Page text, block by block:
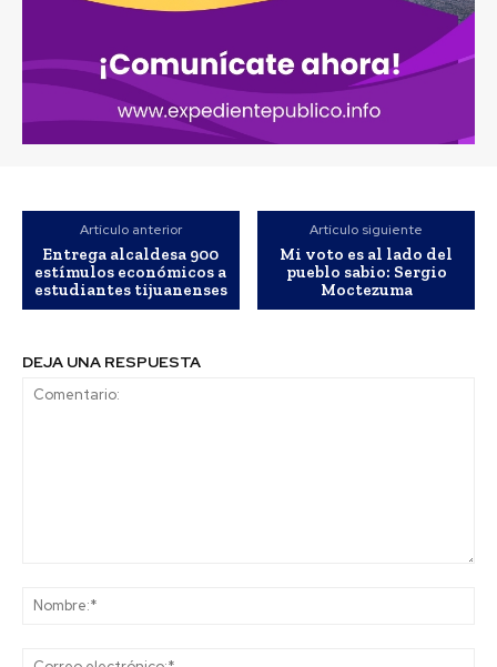
Artículo anterior
Entrega alcaldesa 900
estímulos económicos a
estudiantes tijuanenses
Artículo siguiente
Mi voto es al lado del
pueblo sabio: Sergio
Moctezuma
DEJA UNA RESPUESTA